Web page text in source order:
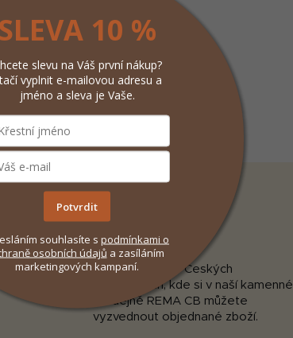
Naše prodejna
Navštivte nás v Českých
Budějovicích, kde si v naší kamenné
prodejně REMA CB můžete
vyzvednout objednané zboží.
10 %
slevu na Váš první nákup?
vyplnit e-mailovou adresu a
jméno a sleva je Vaše.
Potvrdit
souhlasíte s podmínkami o
osobních údajů a zasíláním
marketingových kampaní.